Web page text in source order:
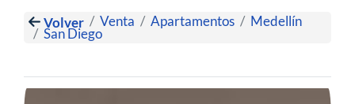
Volver Venta Apartamentos Medellín
San Diego